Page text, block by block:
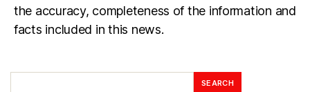
the accuracy, completeness of the information and
facts included in this news.
SEARCH